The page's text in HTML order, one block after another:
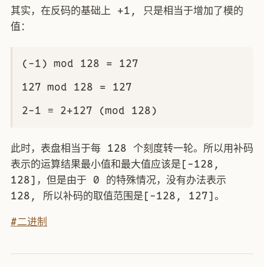
其实，在反码的基础上 +1, 只是相当于增加了模的
值：
(-1) mod 128 = 127
127 mod 128 = 127
2-1 ≡ 2+127 (mod 128)
此时，表盘相当于每 128 个刻度转一轮。所以用补码
表示的运算结果最小值和最大值应该是[-128,
128]，但是由于 0 的特殊情况，没有办法表示
128, 所以补码的取值范围是[-128, 127]。
#二进制